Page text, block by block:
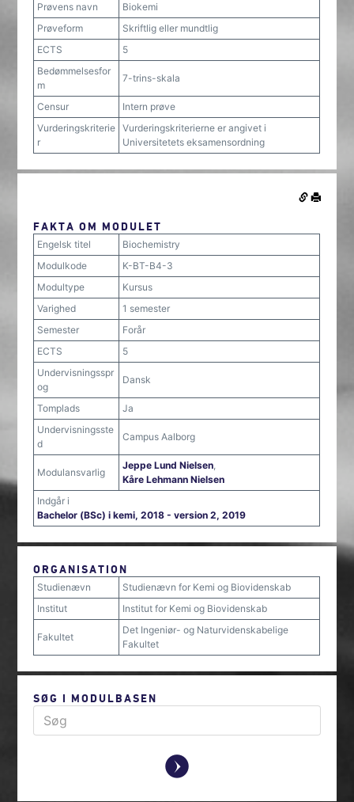
Prøvens navn
Biokemi
Prøveform
Skriftlig eller mundtlig
ECTS
5
Bedømmelsesfor
m
7-trins-skala
Censur
Intern prøve
Vurderingskriterie
r
Vurderingskriterierne er angivet i
Universitetets eksamensordning
FAKTA OM MODULET
Engelsk titel
Biochemistry
Modulkode
K-BT-B4-3
Modultype
Kursus
Varighed
1 semester
Semester
Forår
ECTS
5
Undervisningsspr
og
Dansk
Tomplads
Ja
Undervisningsste
d
Campus Aalborg
Modulansvarlig
Jeppe Lund Nielsen,
Kåre Lehmann Nielsen
Indgår i
Bachelor (BSc) i kemi, 2018 - version 2, 2019
ORGANISATION
Studienævn
Studienævn for Kemi og Biovidenskab
Institut
Institut for Kemi og Biovidenskab
Fakultet
Det Ingeniør- og Naturvidenskabelige
Fakultet
SØG I MODULBASEN
y